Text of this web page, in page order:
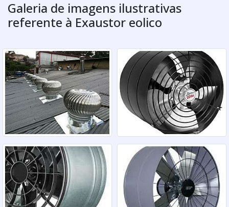
Galeria de imagens ilustrativas
referente à Exaustor eolico